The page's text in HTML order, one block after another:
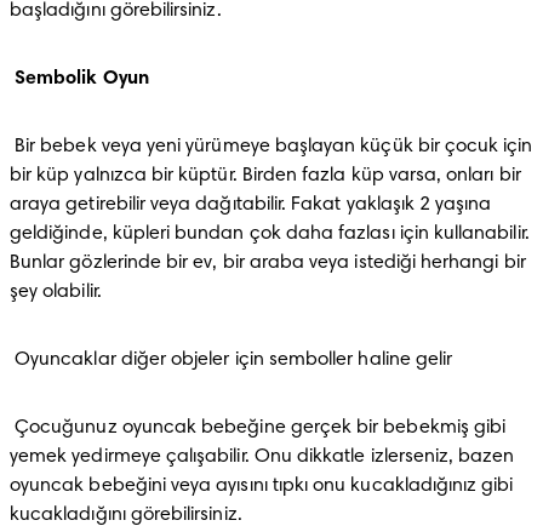
başladığını görebilirsiniz.
Sembolik Oyun
bir küp yalnızca bir küptür. Birden fazla küp varsa, onları bir
araya getirebilir veya dağıtabilir. Fakat yaklaşık 2 yaşına
geldiğinde, küpleri bundan çok daha fazlası için kullanabilir.
Bunlar gözlerinde bir ev, bir araba veya istediği herhangi bir
şey olabilir.
Oyuncaklar diğer objeler için semboller haline gelir
Çocuğunuz oyuncak bebeğine gerçek bir bebekmiş gibi
yemek yedirmeye çalışabilir. Onu dikkatle izlerseniz, bazen
oyuncak bebeğini veya ayısını tıpkı onu kucakladığınız gibi
kucakladığını görebilirsiniz.